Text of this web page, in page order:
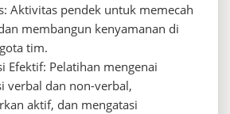
Aktivitas pendek untuk memecah
membangun kenyamanan di
tim.
Efektif: Pelatihan mengenai
verbal dan non-verbal,
aktif, dan mengatasi